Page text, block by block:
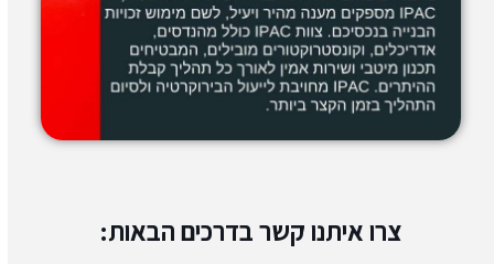
צרו איתנו קשר בדרכים הבאות: